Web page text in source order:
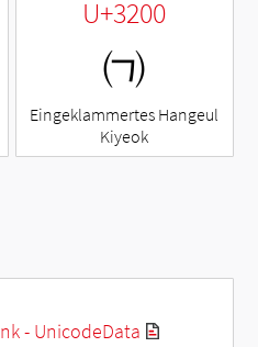
U+3200
㈀
Eingeklammertes Hangeul
Kiyeok
- UnicodeData